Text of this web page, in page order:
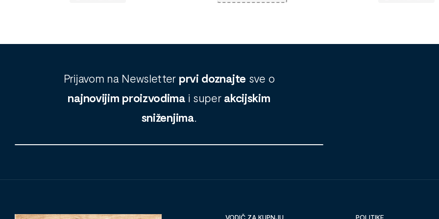
Prijavom na Newsletter prvi doznajte sve o
najnovijim proizvodimai super akcijskim
sniženjima.
VODIČ ZA KUPNJU POLITIKE